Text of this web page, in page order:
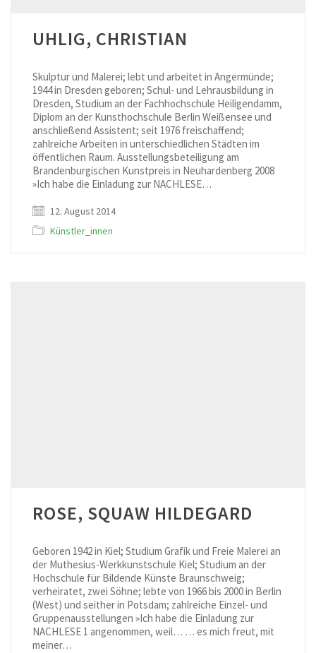
UHLIG, CHRISTIAN
Skulptur und Malerei; lebt und arbeitet in Angermünde;
1944 in Dresden geboren; Schul- und Lehrausbildung in
Dresden, Studium an der Fachhochschule Heiligendamm,
Diplom an der Kunsthochschule Berlin Weißensee und
anschließend Assistent; seit 1976 freischaffend;
zahlreiche Arbeiten in unterschiedlichen Städten im
öffentlichen Raum. Ausstellungsbeteiligung am
Brandenburgischen Kunstpreis in Neuhardenberg 2008
»Ich habe die Einladung zur NACHLESE…
12. August 2014
Künstler_innen
ROSE, SQUAW HILDEGARD
Geboren 1942 in Kiel; Studium Grafik und Freie Malerei an
der Muthesius-Werkkunstschule Kiel; Studium an der
Hochschule für Bildende Künste Braunschweig;
verheiratet, zwei Söhne; lebte von 1966 bis 2000 in Berlin
(West) und seither in Potsdam; zahlreiche Einzel- und
Gruppenausstellungen »Ich habe die Einladung zur
NACHLESE 1 angenommen, weil… … es mich freut, mit
meiner…